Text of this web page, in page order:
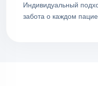
Индивидуальный
забота о каждом